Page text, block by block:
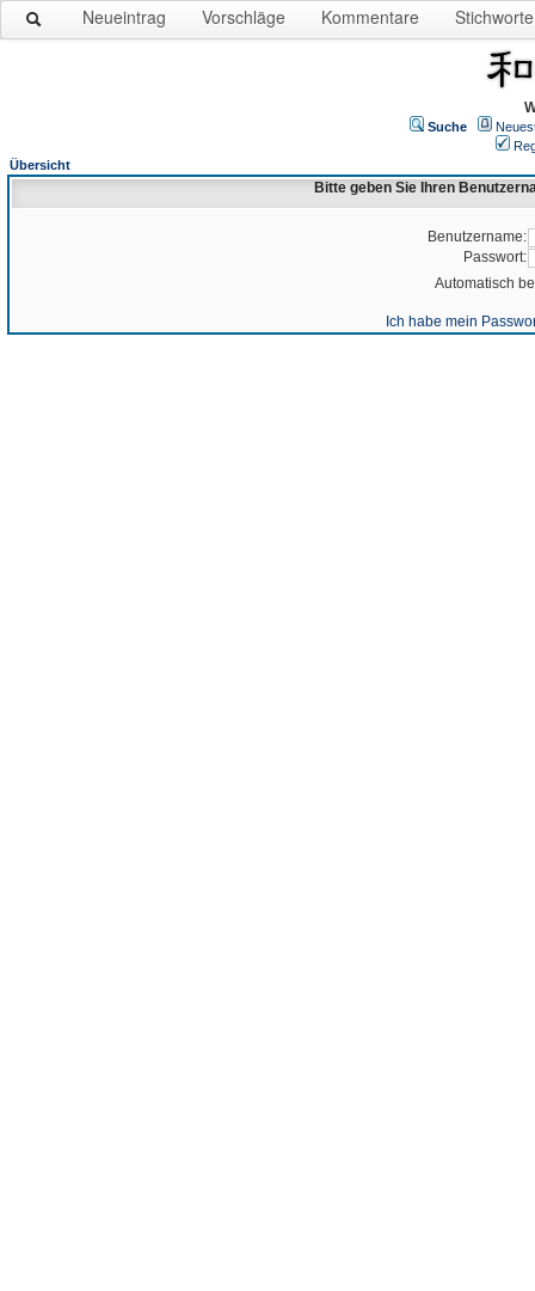
Neueintrag Vorschläge Kommentare Stichworte
Suche
Übersicht
Bitte geben Sie Ihren
Benutzername:
Passwort:
Automatisch
Ich habe mein